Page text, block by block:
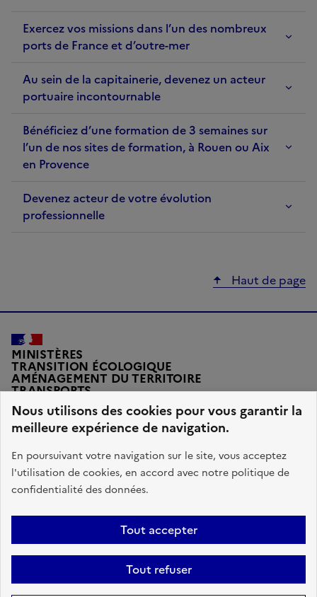
Nous utilisons des cookies pour vous garantir la
meilleure expérience de navigation.
En poursuivant votre navigation sur le site, vous acceptez
l'utilisation de cookies, en accord avec notre politique de
confidentialité des données.
Tout accepter
Tout refuser
Exercez vos missions dans l’un des nombreux
ports de France et d’outre-mer
Au sein de la capitainerie, devenez un acteur
portuaire incontournable
Bénéficiez d’une formation de 3 semaines sur
l’un de nos sites de formation, à Rouen ou Aix
en Provence
Devenez acteur de votre évolution
professionnelle
Haut de page
MINISTÈRES
TRANSITION ÉCOLOGIQUE
AMÉNAGEMENT DU TERRITOIRE
TRANSPORTS
VILLE ET LOGEMENT
legifrance.gouv.fr
gouvernement.fr
Plan du site Accessibilité : conforme
Données personnelles
Mentions légales